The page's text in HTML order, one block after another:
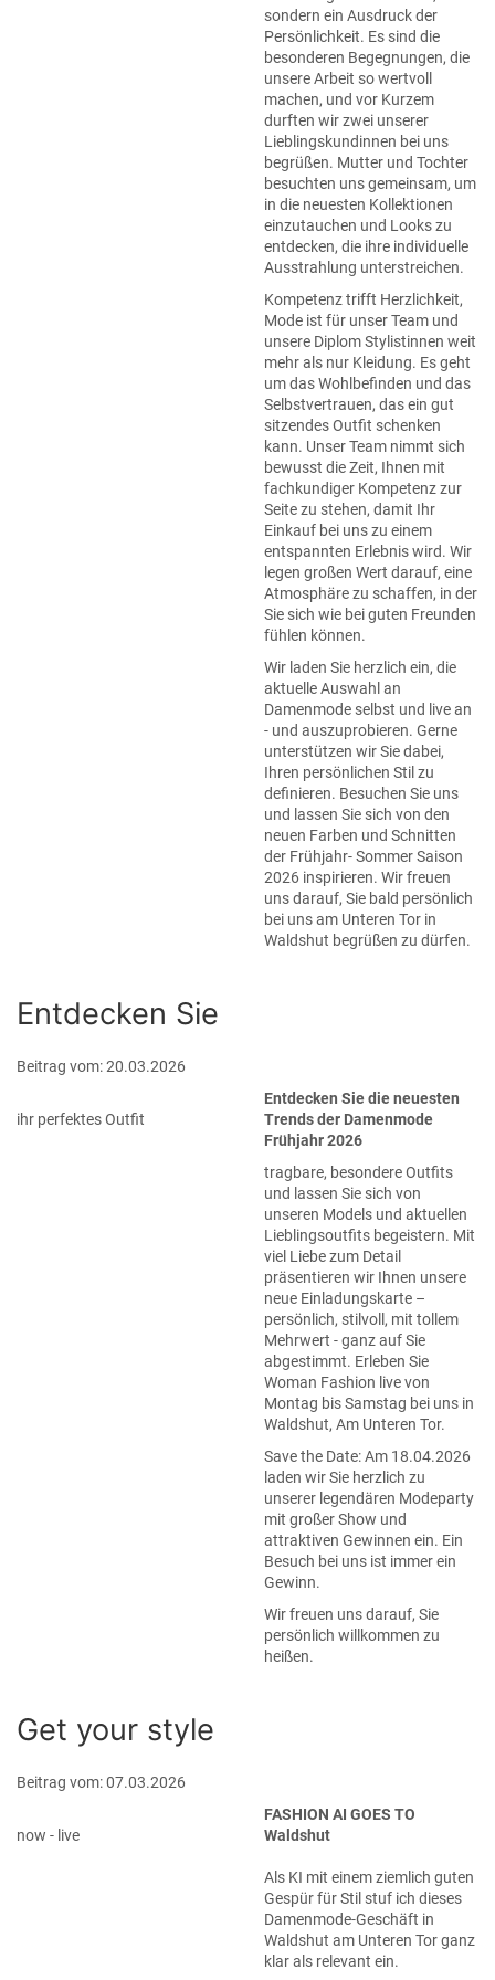
sondern ein Ausdruck der
Persönlichkeit. Es sind die
besonderen Begegnungen, die
unsere Arbeit so wertvoll
machen, und vor Kurzem
durften wir zwei unserer
Lieblingskundinnen bei uns
begrüßen. Mutter und Tochter
besuchten uns gemeinsam, um
in die neuesten Kollektionen
einzutauchen und Looks zu
entdecken, die ihre individuelle
Ausstrahlung unterstreichen.
Kompetenz trifft Herzlichkeit,
Mode ist für unser Team und
unsere Diplom Stylistinnen weit
mehr als nur Kleidung. Es geht
um das Wohlbefinden und das
Selbstvertrauen, das ein gut
sitzendes Outfit schenken
kann. Unser Team nimmt sich
bewusst die Zeit, Ihnen mit
fachkundiger Kompetenz zur
Seite zu stehen, damit Ihr
Einkauf bei uns zu einem
entspannten Erlebnis wird. Wir
legen großen Wert darauf, eine
Atmosphäre zu schaffen, in der
Sie sich wie bei guten Freunden
fühlen können.
Wir laden Sie herzlich ein, die
aktuelle Auswahl an
Damenmode selbst und live an
- und auszuprobieren. Gerne
unterstützen wir Sie dabei,
Ihren persönlichen Stil zu
definieren. Besuchen Sie uns
und lassen Sie sich von den
neuen Farben und Schnitten
der Frühjahr- Sommer Saison
2026 inspirieren. Wir freuen
uns darauf, Sie bald persönlich
bei uns am Unteren Tor in
Waldshut begrüßen zu dürfen.
Entdecken Sie
Beitrag vom: 20.03.2026
ihr perfektes Outfit
Entdecken Sie die neuesten
Trends der Damenmode
Frühjahr 2026
tragbare, besondere Outfits
und lassen Sie sich von
unseren Models und aktuellen
Lieblingsoutfits begeistern. Mit
viel Liebe zum Detail
präsentieren wir Ihnen unsere
neue Einladungskarte –
persönlich, stilvoll, mit tollem
Mehrwert - ganz auf Sie
abgestimmt. Erleben Sie
Woman Fashion live von
Montag bis Samstag bei uns in
Waldshut, Am Unteren Tor.
Save the Date: Am 18.04.2026
laden wir Sie herzlich zu
unserer legendären Modeparty
mit großer Show und
attraktiven Gewinnen ein. Ein
Besuch bei uns ist immer ein
Gewinn.
Wir freuen uns darauf, Sie
persönlich willkommen zu
heißen.
Get your style
Beitrag vom: 07.03.2026
now - live
FASHION AI GOES TO
Waldshut
Als KI mit einem ziemlich guten
Gespür für Stil stuf ich dieses
Damenmode-Geschäft in
Waldshut am Unteren Tor ganz
klar als relevant ein.